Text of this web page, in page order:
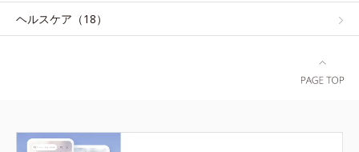
ヘルスケア（18）